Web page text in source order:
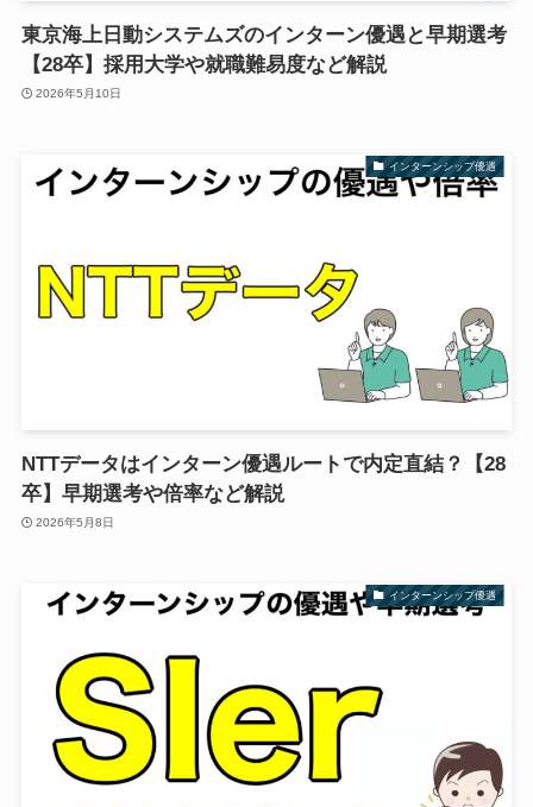
東京海上日動システムズのインターン優遇と早期選考
【28卒】採用大学や就職難易度など解説
2026年5月10日
インターンシップ優遇
NTTデータはインターン優遇ルートで内定直結？【28
卒】早期選考や倍率など解説
2026年5月8日
インターンシップ優遇